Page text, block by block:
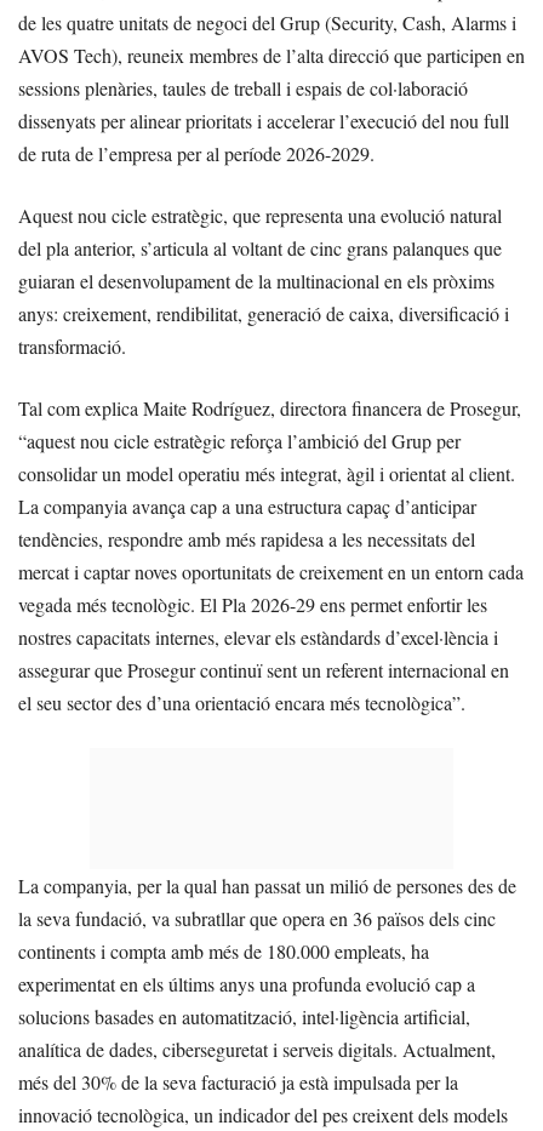
de les quatre unitats de negoci del Grup (Security, Cash, Alarms i
AVOS Tech), reuneix membres de l’alta direcció que participen en
sessions plenàries, taules de treball i espais de col·laboració
dissenyats per alinear prioritats i accelerar l’execució del nou full
de ruta de l’empresa per al període 2026-2029.
Aquest nou cicle estratègic, que representa una evolució natural
del pla anterior, s’articula al voltant de cinc grans palanques que
guiaran el desenvolupament de la multinacional en els pròxims
anys: creixement, rendibilitat, generació de caixa, diversificació i
transformació.
Tal com explica Maite Rodríguez, directora financera de Prosegur,
“aquest nou cicle estratègic reforça l’ambició del Grup per
consolidar un model operatiu més integrat, àgil i orientat al client.
La companyia avança cap a una estructura capaç d’anticipar
tendències, respondre amb més rapidesa a les necessitats del
mercat i captar noves oportunitats de creixement en un entorn cada
vegada més tecnològic. El Pla 2026-29 ens permet enfortir les
nostres capacitats internes, elevar els estàndards d’excel·lència i
assegurar que Prosegur continuï sent un referent internacional en
el seu sector des d’una orientació encara més tecnològica”.
La companyia, per la qual han passat un milió de persones des de
la seva fundació, va subratllar que opera en 36 països dels cinc
continents i compta amb més de 180.000 empleats, ha
experimentat en els últims anys una profunda evolució cap a
solucions basades en automatització, intel·ligència artificial,
analítica de dades, ciberseguretat i serveis digitals. Actualment,
més del 30% de la seva facturació ja està impulsada per la
innovació tecnològica, un indicador del pes creixent dels models